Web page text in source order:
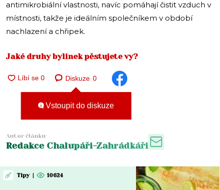
antimikrobiální vlastnosti, navíc pomáhají čistit vzduch v
místnosti, takže je ideálním společníkem v období
nachlazení a chřipek.
Jaké druhy bylinek pěstujete vy?
Diskuze 0
Vstoupit do diskuze
Autor článku
Redakce Chalupáři-Zahrádkáři
Tipy | 10624